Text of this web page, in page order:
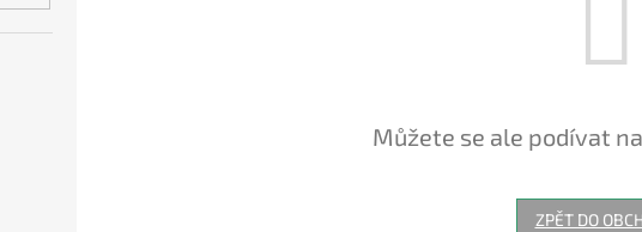
Můžete se ale podívat
ZPĚT DO